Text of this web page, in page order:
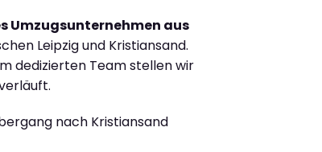
Umzugsunternehmen aus
Leipzig und Kristiansand.
dedizierten Team stellen wir
nach Kristiansand